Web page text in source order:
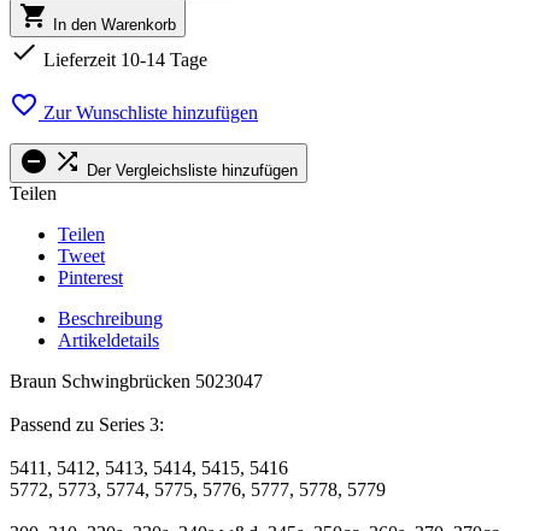
 In den Warenkorb
 Lieferzeit 10-14 Tage
 Zur Wunschliste hinzufügen
  Der Vergleichsliste hinzufügen
Teilen
Teilen
Tweet
Pinterest
Beschreibung
Artikeldetails
Braun Schwingbrücken 5023047
Passend zu Series 3:
5411, 5412, 5413, 5414, 5415, 5416
5772, 5773, 5774, 5775, 5776, 5777, 5778, 5779